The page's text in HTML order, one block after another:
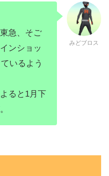
急、そご
ンショッ
いるよう
ると1月下
みどブロス